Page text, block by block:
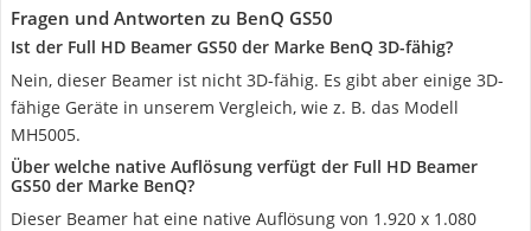
Fragen und Antworten zu BenQ GS50
Ist der Full HD Beamer GS50 der Marke BenQ 3D-fähig?
Nein, dieser Beamer ist nicht 3D-fähig. Es gibt aber einige 3D-
fähige Geräte in unserem Vergleich, wie z. B. das Modell
MH5005.
Über welche native Auflösung verfügt der Full HD Beamer
GS50 der Marke BenQ?
Dieser Beamer hat eine native Auflösung von 1.920 x 1.080